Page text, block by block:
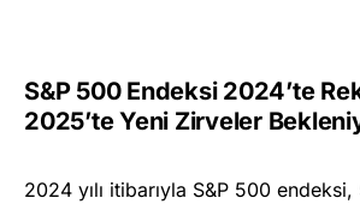
S&P 500 Endeksi 2024’te
2025’te Yeni Zirveler
2024 yılı itibarıyla S&P 500